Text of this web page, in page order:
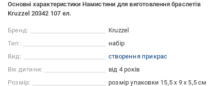
Основні характеристики Намистини для виготовлення браслетів
Kruzzel 20342 107 ел.
Бренд:
Kruzzel
Тип:
набір
Вид:
створення прикрас
Вік дитини:
від 4 років
Розмір:
розмір упаковки 15,5 х 9 х 5,5 см